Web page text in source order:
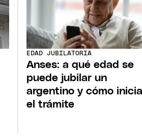
EDAD JUBILATORIA
Anses: a qué edad se
puede jubilar un
argentino y cómo
el trámite